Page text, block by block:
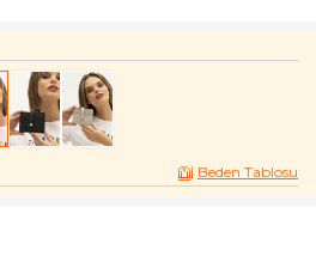
Beden Tablosu